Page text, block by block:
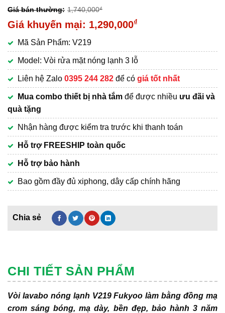
1,740,000₫
Giá
là:
1,740,000₫.
1,290,000₫
hiện
tại
là:
1,290,000₫.
Mã Sản Phẩm: V219
Model: Vòi rửa mặt nóng lạnh 3 lỗ
Liên hệ Zalo 0395 244 282 để có giá tốt nhất
Mua combo thiết bị nhà tắm để được nhiều ưu đãi và
quà tặng
Nhận hàng được kiểm tra trước khi thanh toán
Hỗ trợ FREESHIP toàn quốc
Hỗ trợ bảo hành
Bao gồm đầy đủ xiphong, dây cấp chính hãng
CHI TIẾT SẢN PHẨM
Vòi lavabo nóng lạnh V219 Fukyoo làm bằng đồng mạ
crom sáng bóng, mạ dày, bền đẹp, bảo hành 3 năm